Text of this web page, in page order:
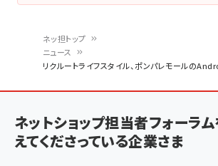
ン
く
ず
ネッ担トップ
ニュース
リクルートライフスタイル、ポンパレモールの
ネットショップ担当者フォーラ
えてくださっている企業さま